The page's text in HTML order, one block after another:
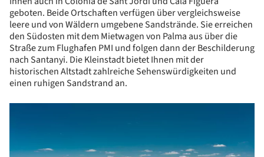
geboten. Beide Ortschaften verfügen über vergleichsweise
leere und von Wäldern umgebene Sandstrände. Sie erreichen
den Südosten mit dem Mietwagen von Palma aus über die
Straße zum Flughafen PMI und folgen dann der Beschilderung
nach Santanyi. Die Kleinstadt bietet Ihnen mit der
historischen Altstadt zahlreiche Sehenswürdigkeiten und
einen ruhigen Sandstrand an.